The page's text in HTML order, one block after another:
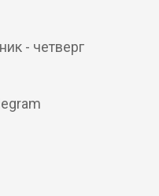
- четверг